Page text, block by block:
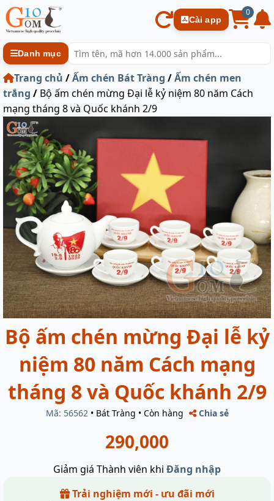
Cài app
0
Danh mục
Trang chủ /Ấm chén Bát Tràng /Ấm chén men
trắng / Bộ ấm chén mừng Đại lễ kỷ niệm 80 năm Cách
mạng tháng 8 và Quốc khánh 2/9
Bộ ấm chén mừng Đại lễ kỷ
niệm 80 năm Cách mạng
tháng 8 và Quốc khánh 2/9
Mã: 56562 • Bát Tràng • Còn hàng Chia sẻ
290,000
Giảm giá Thành viên khi Đăng nhập
Trải nghiệm mới - ưu đãi mới